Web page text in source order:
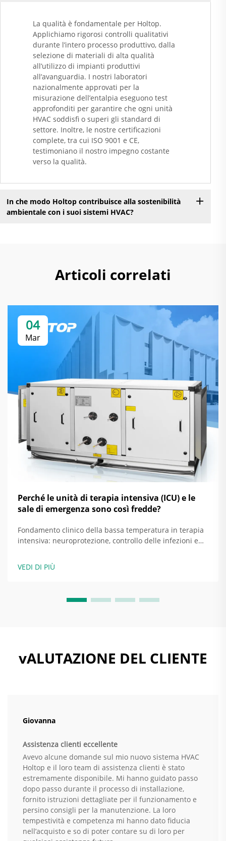
La qualità è fondamentale per Holtop.
Applichiamo rigorosi controlli qualitativi
durante l’intero processo produttivo, dalla
selezione di materiali di alta qualità
all’utilizzo di impianti produttivi
all’avanguardia. I nostri laboratori
nazionalmente approvati per la
misurazione dell’entalpia eseguono test
approfonditi per garantire che ogni unità
HVAC soddisfi o superi gli standard di
settore. Inoltre, le nostre certificazioni
complete, tra cui ISO 9001 e CE,
testimoniano il nostro impegno costante
verso la qualità.
In che modo Holtop contribuisce alla sostenibilità
ambientale con i suoi sistemi HVAC?
Articoli correlati
04
Mar
Perché le unità di terapia intensiva (ICU) e le
sale di emergenza sono così fredde?
Fondamento clinico della bassa temperatura in terapia
intensiva: neuroprotezione, controllo delle infezioni e
la soppressione della febbre migliorano i risultati nei
pazienti con lesioni cerebrali e sepsi. Mantenere
VEDI DI PIÙ
vALUTAZIONE DEL CLIENTE
Giovanna
Assistenza clienti eccellente
Avevo alcune domande sul mio nuovo sistema HVAC
Holtop e il loro team di assistenza clienti è stato
estremamente disponibile. Mi hanno guidato passo
dopo passo durante il processo di installazione,
fornito istruzioni dettagliate per il funzionamento e
persino consigli per la manutenzione. La loro
tempestività e competenza mi hanno dato fiducia
nell’acquisto e so di poter contare su di loro per